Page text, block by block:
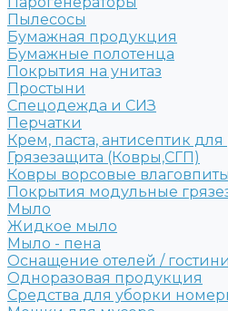
Пылесосы
Бумажная продукция
Бумажные полотенца
Покрытия на унитаз
Простыни
Спецодежда и СИЗ
Перчатки
Крем, паста, антисептик для
Грязезащита (Ковры,СГП)
Ковры ворсовые
Покрытия модульные
Мыло
Жидкое мыло
Мыло - пена
Оснащение отелей /
Одноразовая продукция
Средства для уборки